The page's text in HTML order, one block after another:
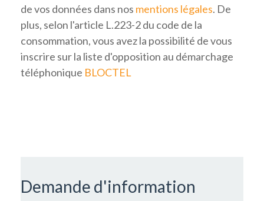
de vos données dans nos mentions légales. De
plus, selon l'article L.223-2 du code de la
consommation, vous avez la possibilité de vous
inscrire sur la liste d'opposition au démarchage
téléphonique BLOCTEL
Demande d'information